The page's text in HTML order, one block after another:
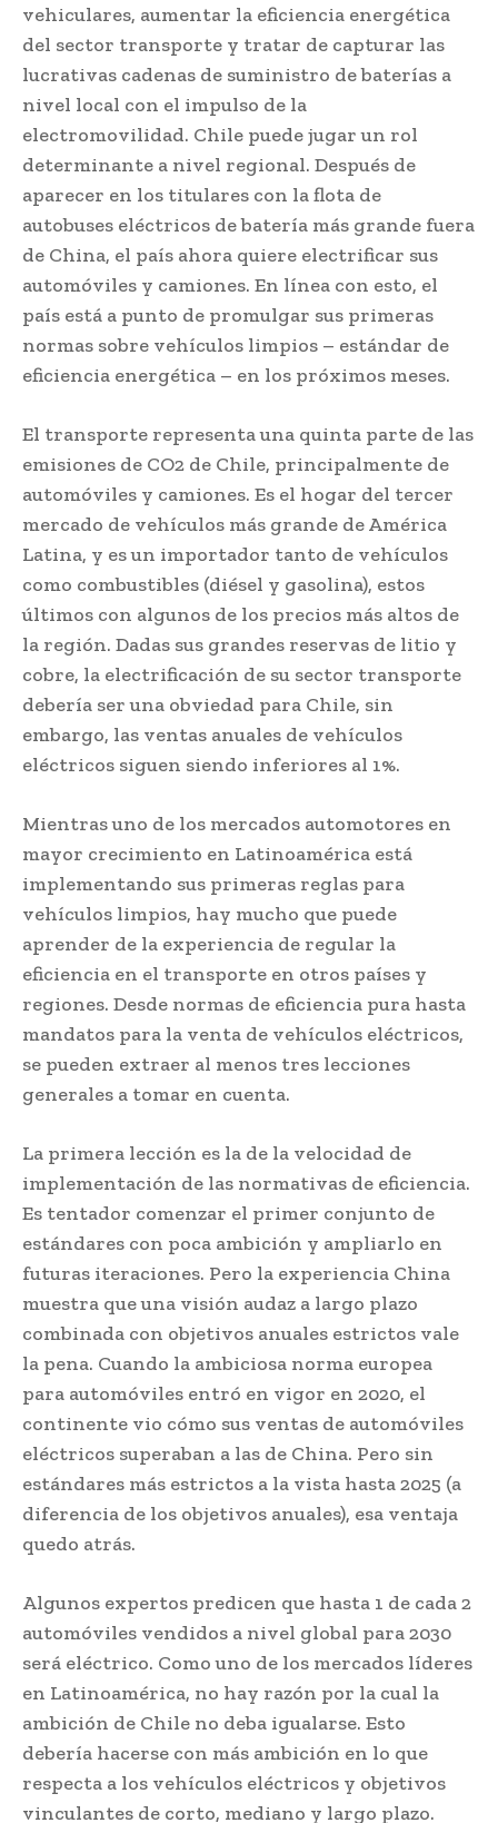
vehiculares, aumentar la eficiencia energética
del sector transporte y tratar de capturar las
lucrativas cadenas de suministro de baterías a
nivel local con el impulso de la
electromovilidad. Chile puede jugar un rol
determinante a nivel regional. Después de
aparecer en los titulares con la flota de
autobuses eléctricos de batería más grande fuera
de China, el país ahora quiere electrificar sus
automóviles y camiones. En línea con esto, el
país está a punto de promulgar sus primeras
normas sobre vehículos limpios – estándar de
eficiencia energética – en los próximos meses.
El transporte representa una quinta parte de las
emisiones de CO2 de Chile, principalmente de
automóviles y camiones. Es el hogar del tercer
mercado de vehículos más grande de América
Latina, y es un importador tanto de vehículos
como combustibles (diésel y gasolina), estos
últimos con algunos de los precios más altos de
la región. Dadas sus grandes reservas de litio y
cobre, la electrificación de su sector transporte
debería ser una obviedad para Chile, sin
embargo, las ventas anuales de vehículos
eléctricos siguen siendo inferiores al 1%.
Mientras uno de los mercados automotores en
mayor crecimiento en Latinoamérica está
implementando sus primeras reglas para
vehículos limpios, hay mucho que puede
aprender de la experiencia de regular la
eficiencia en el transporte en otros países y
regiones. Desde normas de eficiencia pura hasta
mandatos para la venta de vehículos eléctricos,
se pueden extraer al menos tres lecciones
generales a tomar en cuenta.
La primera lección es la de la velocidad de
implementación de las normativas de eficiencia.
Es tentador comenzar el primer conjunto de
estándares con poca ambición y ampliarlo en
futuras iteraciones. Pero la experiencia China
muestra que una visión audaz a largo plazo
combinada con objetivos anuales estrictos vale
la pena. Cuando la ambiciosa norma europea
para automóviles entró en vigor en 2020, el
continente vio cómo sus ventas de automóviles
eléctricos superaban a las de China. Pero sin
estándares más estrictos a la vista hasta 2025 (a
diferencia de los objetivos anuales), esa ventaja
quedo atrás.
Algunos expertos predicen que hasta 1 de cada 2
automóviles vendidos a nivel global para 2030
será eléctrico. Como uno de los mercados líderes
en Latinoamérica, no hay razón por la cual la
ambición de Chile no deba igualarse. Esto
debería hacerse con más ambición en lo que
respecta a los vehículos eléctricos y objetivos
vinculantes de corto, mediano y largo plazo.